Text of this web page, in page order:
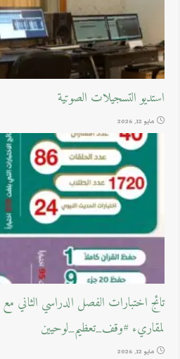
استديو التسجيلات الصوتية
مايو 12, 2026
تائج اختبارات الفصل الدراسي الثاني
لمقاريء #وقف_تعظيم_لوحيين
مايو 12, 2026